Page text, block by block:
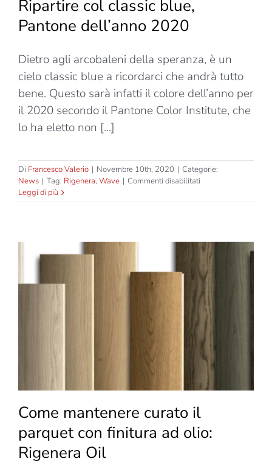
Ripartire col classic blue,
Pantone dell’anno 2020
Dietro agli arcobaleni della speranza, è un
cielo classic blue a ricordarci che andrà tutto
bene. Questo sarà infatti il colore dell’anno per
il 2020 secondo il Pantone Color Institute, che
lo ha eletto non [...]
Di Francesco Valerio | Novembre 10th, 2020 | Categorie:
News | Tag: Rigenera, Wave | Commenti disabilitati
col
dell’anno
2020
Leggi di più
Come mantenere curato il
parquet con finitura ad olio:
Rigenera Oil